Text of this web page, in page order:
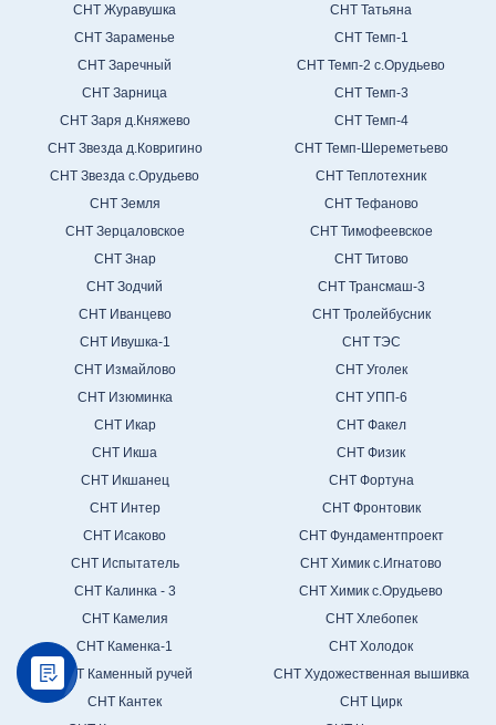
СНТ Журавушка
СНТ Зараменье
СНТ Заречный
СНТ Зарница
СНТ Заря д.Княжево
СНТ Звезда д.Ковригино
СНТ Звезда с.Орудьево
СНТ Земля
СНТ Зерцаловское
СНТ Знар
СНТ Зодчий
СНТ Иванцево
СНТ Ивушка-1
СНТ Измайлово
СНТ Изюминка
СНТ Икар
СНТ Икша
СНТ Икшанец
СНТ Интер
СНТ Исаково
СНТ Испытатель
СНТ Калинка - 3
СНТ Камелия
СНТ Каменка-1
СНТ Каменный ручей
СНТ Кантек
СНТ Татьяна
СНТ Темп-1
СНТ Темп-2 с.Орудьево
СНТ Темп-3
СНТ Темп-4
СНТ Темп-Шереметьево
СНТ Теплотехник
СНТ Тефаново
СНТ Тимофеевское
СНТ Титово
СНТ Трансмаш-3
СНТ Тролейбусник
СНТ ТЭС
СНТ Уголек
СНТ УПП-6
СНТ Факел
СНТ Физик
СНТ Фортуна
СНТ Фронтовик
СНТ Фундаментпроект
СНТ Химик с.Игнатово
СНТ Химик с.Орудьево
СНТ Хлебопек
СНТ Холодок
СНТ Художественная вышивка
СНТ Цирк